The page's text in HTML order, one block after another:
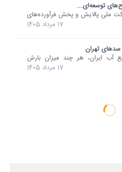
توسعه‌ای...
ملی پالایش و پخش فرآورده‌های
17 مرداد 1405
تهران
آب ایران، هر چند میزان بارش
17 مرداد 1405